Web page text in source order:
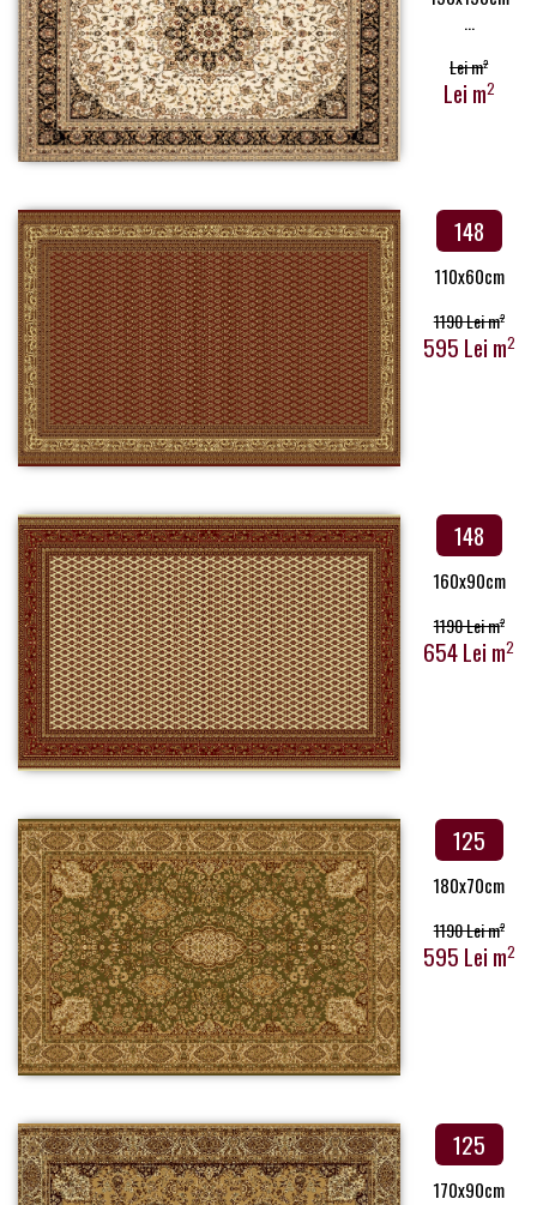
...
Lei m2
Lei m2
148
110x60cm
1190 Lei m2
595 Lei m2
148
160x90cm
1190 Lei m2
654 Lei m2
125
180x70cm
1190 Lei m2
595 Lei m2
125
170x90cm